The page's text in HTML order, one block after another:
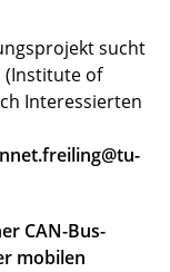
sucht
(Institute of
Interessierten
CAN-Bus-
mobilen